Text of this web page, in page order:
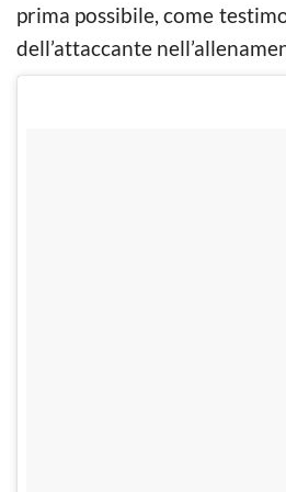
prima possibile, come
dell’attaccante